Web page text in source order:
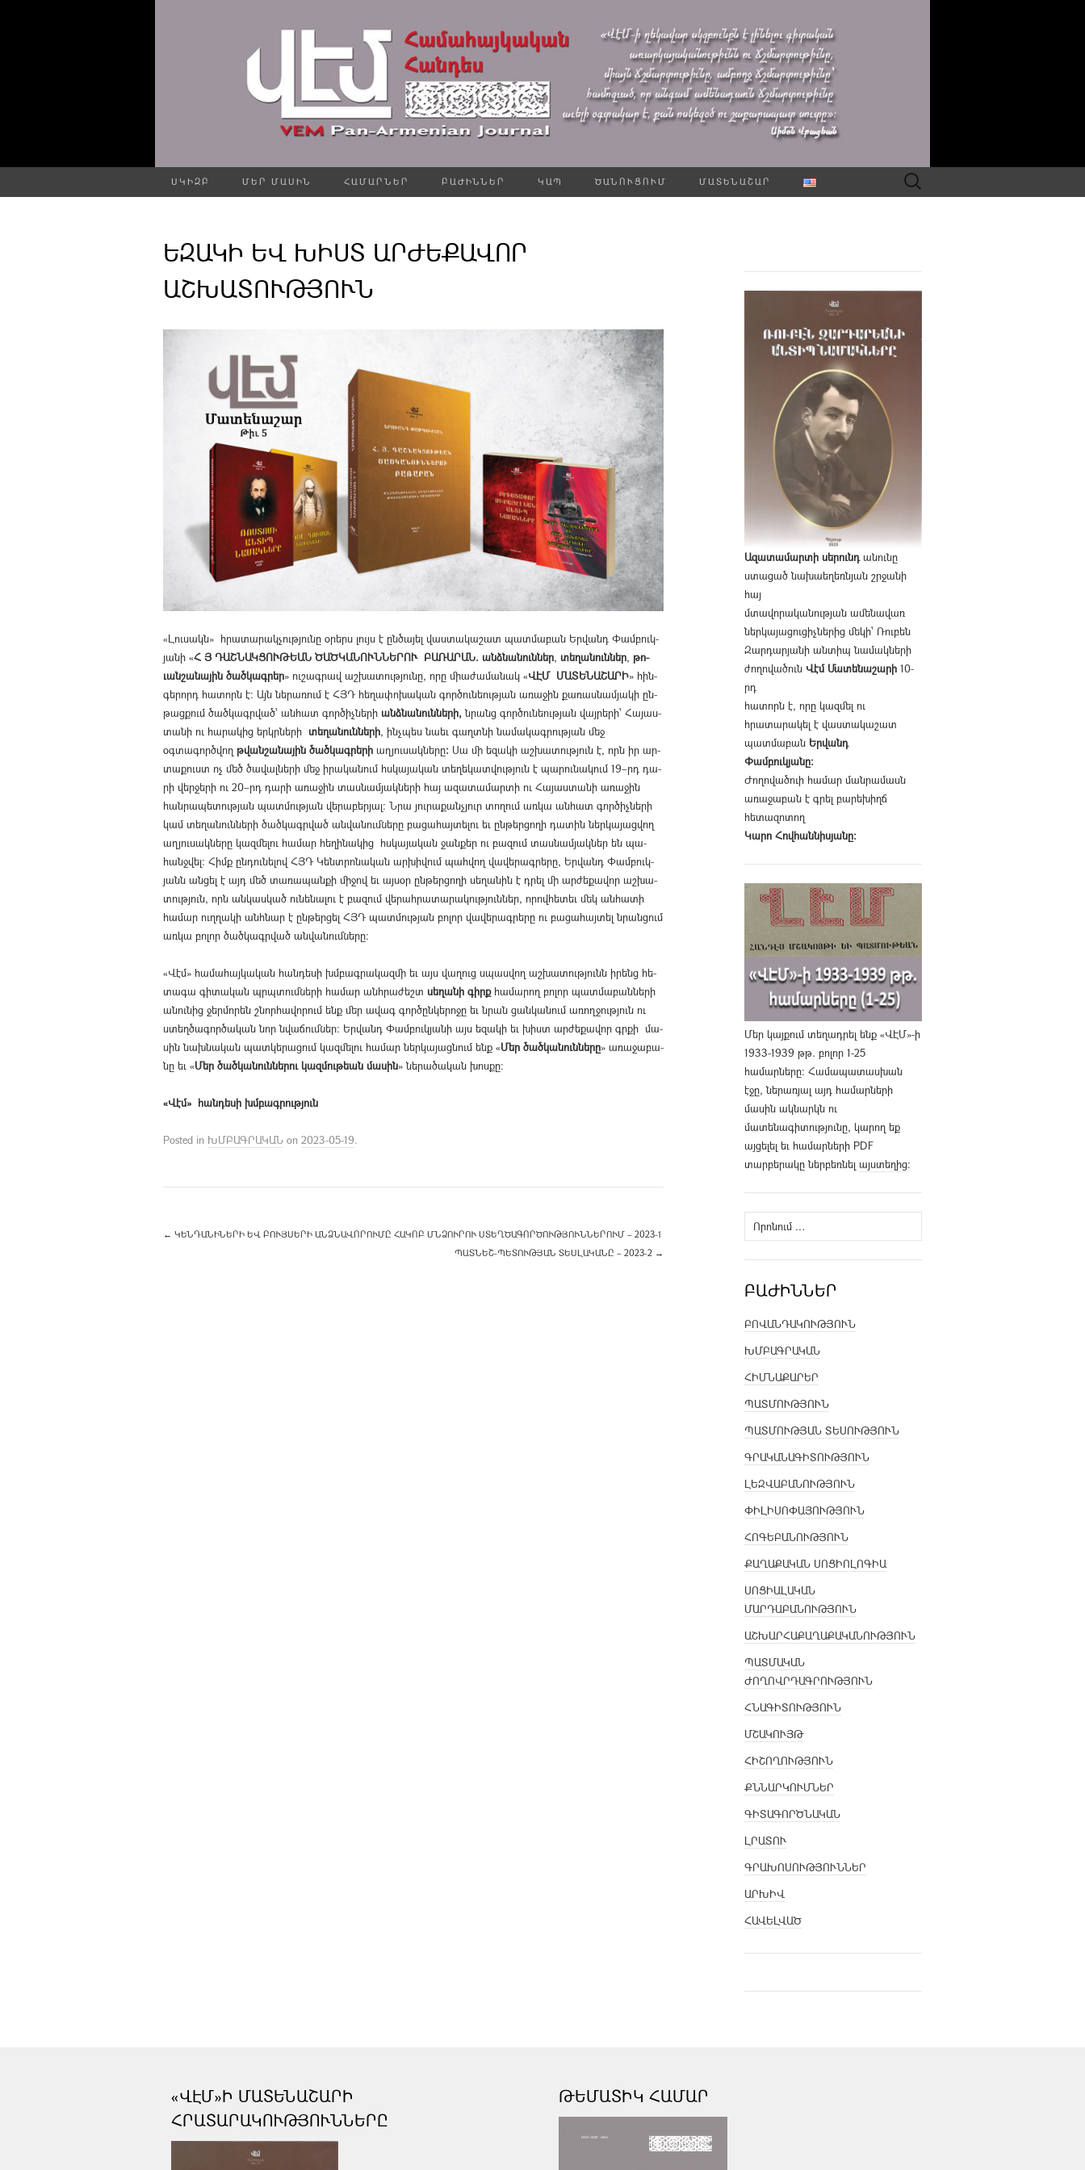
ՍԿԻԶԲ ՄԵՐ ՄԱՍԻՆ ՀԱՄԱՐՆԵՐ ԲԱԺԻՆՆԵՐ ԿԱՊ ԾԱՆՈՒՑՈՒՄ ՄԱՏԵՆԱՇԱՐ Որոնել՝
ԵԶԱԿԻ ԵՎ ԽԻՍՏ ԱՐԺԵՔԱՎՈՐ
ԱՇԽԱՏՈՒԹՅՈՒՆ
«­Լու­սակն» հրա­տա­րակ­չութ­յու­նը օ­րերս լույս է ըն­ծա­յել վաս­տա­կա­շատ պատ­­մա­բան Եր­վանդ Փամ­բուկ­
յա­նի «Հ Յ ԴԱՇՆԱԿՑՈՒԹԵԱՆ ԾԱԾԿԱՆՈՒՆ­ՆԵՐՈՒ ԲԱՌԱՐԱՆ. անձ­նա­նուն­ներ, տե­ղա­նուն­ներ, թո­
ւան­շա­նա­յին ծած­կա­գրեր» ու­շագ­րավ աշ­խա­տութ­յու­նը, ո­րը միաժամանակ «ՎԷՄ ՄԱՏԵՆԱՇԱՐ­Ի» հին­
գե­րորդ հա­տո­րն է։ Այն նե­րա­ռում է ՀՅԴ հե­ղա­փո­խա­կան գոր­ծու­նեութ­յան ա­ռա­ջին քա­ռաս­նամ­յա­կի ըն­
թաց­քում ծած­կագր­ված՝ ան­հատ գոր­ծիչ­նե­րի անձ­նա­նուն­նե­րի, նրանց գոր­ծու­նեութ­յան վայ­րե­րի՝ Հա­յաս­
տա­նի ու հա­րա­կից երկր­նե­րի տե­ղա­նուն­նե­րի, ինչպես նաեւ գաղտնի նամակագրության մեջ
օգտագործվող թվանշանային ծածկագրերի աղ­յու­սակ­նե­րը։ Սա մի ե­զա­կի աշ­խա­տութ­յուն է, որն իր ար­
տա­քուստ ոչ մեծ ծա­վալ­նե­րի մեջ ի­րա­կա­նում հսկա­յա­կան տե­ղե­կատ­վութ­յուն է պա­րու­նա­կում 19–րդ դա­
րի վեր­ջե­րի ու 20–րդ դա­րի ա­ռա­ջին տաս­նամ­յակ­նե­րի հայ ա­զա­տա­մար­տի ու Հա­յաս­տա­նի ա­ռա­ջին
հան­րա­պե­տութ­յան պատ­մութ­յան վե­րա­բեր­յալ։ Ն­րա յու­րա­քանչ­յուր տո­ղում առ­կա ան­հատ գոր­ծիչ­նե­րի
կամ տե­ղա­նուն­նե­րի ծած­կագրված ան­վա­նում­նե­րը բա­ցա­հայ­տե­լու եւ ըն­թեր­ցո­ղի դա­տին ներ­կա­յաց­վող
աղ­յու­սակ­նե­րը կազ­մե­լու հա­մար հե­ղի­նա­կից հսկա­յա­կան ջան­քեր ու բա­զում տաս­նամ­յակ­ներ են պա­
հանջ­վել։ Հիմք ըն­դու­նե­լով ՀՅԴ Կենտ­րո­նա­կան ար­խի­վում պահ­վող վա­վե­րագ­րե­րը, Եր­վանդ Փամ­բուկ­
յա­նն ան­ցել է այդ մեծ տա­ռա­պան­քի մի­ջով եւ այ­սօր ըն­թեր­ցո­ղի սե­ղա­նին է դրել մի ար­ժե­քա­վոր աշ­խա­
տութ­յուն, որն ան­կաս­կած ու­նե­նա­լու է բա­զում վե­րահ­րա­տա­րա­կութ­յուն­ներ, ո­րով­հե­տեւ մեկ ան­հա­տի
հա­մար ուղ­ղա­կի անհ­նար է ըն­թեր­ցել ՀՅԴ պատ­մութ­յան բո­լոր վա­վե­րագ­րե­րը ու բա­ցա­հայ­տել նրան­ցում
առ­կա բո­լոր ծած­կագր­ված ան­վա­նում­նե­րը։
«­Վէմ» հա­մա­հայ­կա­կան հան­դե­սի խմբագ­րա­կազ­մի եւ այս վաղուց սպասվող աշ­խա­տութ­յու­նն ի­րենց հե­
տա­գա գիտական պրպտում­նե­րի հա­մար անհ­րա­ժեշտ սե­ղա­նի գիրքհա­մա­րող բո­լոր պատ­մա­բան­նե­րի
ա­նու­նից ջերմորեն շնոր­հա­վո­րում ենք մեր ա­վագ գործըն­կե­րո­ջը եւ նրան ցան­կա­նում ա­ռող­ջութ­յուն ու
ստեղ­ծա­գոր­ծա­կան նոր նվա­ճում­ներ։ Եր­վանդ Փամ­բուկ­յա­նի այս եզակի եւ խիստ արժեքավոր գրքի մա­
սին նախ­նա­կան պատ­կե­րա­ցում կազ­մե­լու հա­մար ներ­կա­յաց­նում ենք «­Մեր ծած­կա­նուն­ներ­ը» ա­ռա­ջա­բա­
նը եւ «­Մեր ծած­կա­նուն­նե­րու կազ­մու­թեան մա­սի­ն» նե­րա­ծա­կան խոս­քը։
«Վէմ» հանդեսի խմբագրություն
Posted in ԽՄԲԱԳՐԱԿԱՆ on 2023-05-19.
← ԿԵՆԴԱՆԻՆԵՐԻ ԵՎ ԲՈՒՅՍԵՐԻ ԱՆՁՆԱՎՈՐՈՒՄԸ ՀԱԿՈԲ ՄՆՁՈՒՐՈՒ ՍՏԵՂԾԱԳՈՐԾՈՒԹՅՈՒՆՆԵՐՈՒՄ – 2023-1
ՊԱՏՆԵՇ-ՊԵՏՈՒԹՅԱՆ ՏԵՍԼԱԿԱՆԸ – 2023-2 →
Ազատամարտի սերունդանունը
ստացած նախաեղեռնյան շրջանի
հայ
մտավորականության ամենավառ
ներկայացուցիչներից մեկի՝ Ռուբեն
Զարդարյանի անտիպ նամակների
ժողովածուն Վէմ Մատենաշարի 10-
րդ
հատորն է, որը կազմել ու
հրատարակել է վաստակաշատ
պատմաբան Երվանդ
Փամբուկյանը։
Ժողովածուի համար մանրամասն
առաջաբան է գրել բարեխիղճ
հետազոտող
Կարո Հովհաննիսյանը։
Մեր կայքում տեղադրել ենք «ՎԷՄ»-ի
1933-1939 թթ. բոլոր 1-25
համարները։ Համապատասխան
էջը, ներառյալ այդ համարների
մասին ակնարկն ու
մատենագիտությունը, կարող եք
այցելել եւ համարների PDF
տարբերակը ներբեռնել այստեղից։
Որոնել՝
ԲԱԺԻՆՆԵՐ
ԲՈՎԱՆԴԱԿՈՒԹՅՈՒՆ
ԽՄԲԱԳՐԱԿԱՆ
ՀԻՄՆԱՔԱՐԵՐ
ՊԱՏՄՈՒԹՅՈՒՆ
ՊԱՏՄՈՒԹՅԱՆ ՏԵՍՈՒԹՅՈՒՆ
ԳՐԱԿԱՆԱԳԻՏՈՒԹՅՈՒՆ
ԼԵԶՎԱԲԱՆՈՒԹՅՈՒՆ
ՓԻԼԻՍՈՓԱՅՈՒԹՅՈՒՆ
ՀՈԳԵԲԱՆՈՒԹՅՈՒՆ
ՔԱՂԱՔԱԿԱՆ ՍՈՑԻՈԼՈԳԻԱ
ՍՈՑԻԱԼԱԿԱՆ
ՄԱՐԴԱԲԱՆՈՒԹՅՈՒՆ
ԱՇԽԱՐՀԱՔԱՂԱՔԱԿԱՆՈՒԹՅՈՒՆ
ՊԱՏՄԱԿԱՆ
ԺՈՂՈՎՐԴԱԳՐՈՒԹՅՈՒՆ
ՀՆԱԳԻՏՈՒԹՅՈՒՆ
ՄՇԱԿՈՒՅԹ
ՀԻՇՈՂՈՒԹՅՈՒՆ
ՔՆՆԱՐԿՈՒՄՆԵՐ
ԳԻՏԱԳՈՐԾՆԱԿԱՆ
ԼՐԱՏՈՒ
ԳՐԱԽՈՍՈՒԹՅՈՒՆՆԵՐ
ԱՐԽԻՎ
ՀԱՎԵԼՎԱԾ
«ՎԷՄ»Ի ՄԱՏԵՆԱՇԱՐԻ
ՀՐԱՏԱՐԱԿՈՒԹՅՈՒՆՆԵՐԸ
ԹԵՄԱՏԻԿ ՀԱՄԱՐ